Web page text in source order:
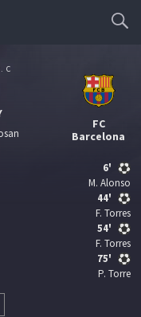
C
FC
Barcelona
6'
M. Alonso
44'
F. Torres
54'
F. Torres
75'
P. Torre